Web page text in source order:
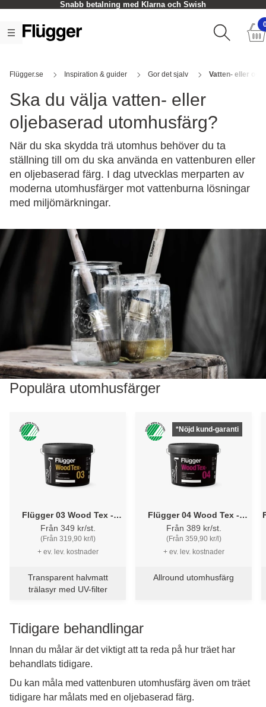
Snabb betalning med Klarna och Swish
Flügger.se Inspiration & guider Gor det sjalv Vatten- eller
Ska du välja vatten- eller
oljebaserad utomhusfärg?
När du ska skydda trä utomhus behöver du ta
ställning till om du ska använda en vattenburen eller
en oljebaserad färg. I dag utvecklas merparten av
moderna utomhusfärger mot vattenburna lösningar
med miljömärkningar.
Populära utomhusfärger
Flügger 03 Wood Tex -
Transparent Vattenbaserad
Trälasyr
Från 349 kr/st.
(Från 319,90 kr/l)
+ ev. lev. kostnader
Transparent halvmatt
trälasyr med UV-filter
*Nöjd kund-garanti
Flügger 04 Wood Tex -
Allround Vattenbaserad
Täcklasyr
Från 389 kr/st.
(Från 359,90 kr/l)
+ ev. lev. kostnader
Allround utomhusfärg
Tidigare behandlingar
Innan du målar är det viktigt att ta reda på hur träet har
behandlats tidigare.
Du kan måla med vattenburen utomhusfärg även om träet
tidigare har målats med en oljebaserad färg.